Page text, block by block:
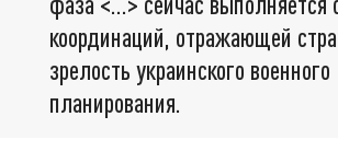
координаций, отражающей
зрелость украинского военного
планирования.